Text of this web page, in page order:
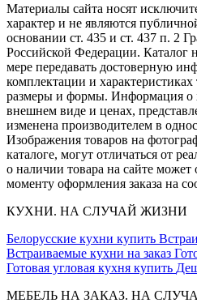
Материалы сайта носят
характер и не являются
основании ст. 435 и ст. 437 п. 2
Российской Федерации. Каталог
мере передавать достоверную
комплектации и характеристиках
размеры и формы. Информация о
внешнем виде и ценах,
изменена производителем в
Изображения товаров на
каталоге, могут отличаться от
о наличии товара на сайте может
моменту оформления заказа на
КУХНИ. НА СЛУЧАЙ ЖИЗНИ
Белорусские кухни купить
Встраиваемые кухни на заказ
Готовая угловая кухня купить
МЕБЕЛЬ НА ЗАКАЗ. НА